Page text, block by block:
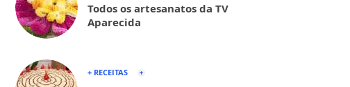
Todos os artesanatos da TV
Aparecida
+ RECEITAS